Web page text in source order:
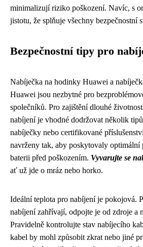
minimalizují riziko poškození. Navíc, s
jistotu, že splňuje všechny bezpečnostní
Bezpečnostní tipy pro
Nabíječka na hodinky Huawei a
Huawei jsou nezbytné pro
společníků. Pro zajištění dlouhé
nabíjení je vhodné dodržovat několik
nabíječky nebo certifikované
navrženy tak, aby poskytovaly optimální
baterii před poškozením. Vyvarujte se
ať už jde o mráz nebo horko.
Ideální teplota pro nabíjení je pokojová.
nabíjení zahřívají, odpojte je od zdroje a
Pravidelně kontrolujte stav nabíjecího
kabel by mohl způsobit zkrat nebo jiné